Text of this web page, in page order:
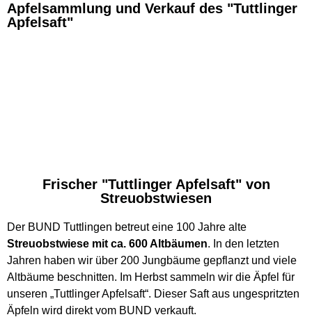
Apfelsammlung und Verkauf des "Tuttlinger
Apfelsaft"
Frischer "Tuttlinger Apfelsaft" von
Streuobstwiesen
Der BUND Tuttlingen betreut eine 100 Jahre alte
Streuobstwiese mit ca. 600 Altbäumen. In den letzten
Jahren haben wir über 200 Jungbäume gepflanzt und viele
Altbäume beschnitten. Im Herbst sammeln wir die Äpfel für
unseren „Tuttlinger Apfelsaft“. Dieser Saft aus ungespritzten
Äpfeln wird direkt vom BUND verkauft.